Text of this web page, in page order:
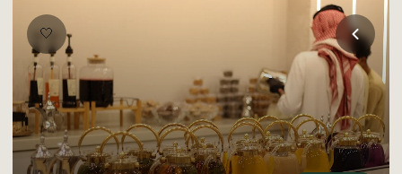
تخطي إلى المحتوى الرئيسي
🤍